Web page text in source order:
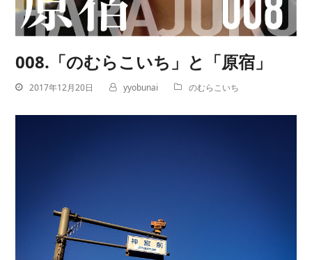
008.「のむらこいち」と「原宿」
2017年12月20日 yyobunai のむらこいち